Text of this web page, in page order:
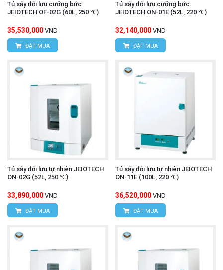
Tủ sấy đối lưu cưỡng bức
JEIOTECH OF-02G (60L, 250 ℃)
35,530,000 VND
ĐẶT MUA
Tủ sấy đối lưu cưỡng bức
JEIOTECH ON-01E (52L, 220 ℃)
32,140,000 VND
ĐẶT MUA
Tủ sấy đối lưu tự nhiên JEIOTECH
ON-02G (52L, 250 ℃)
33,890,000 VND
ĐẶT MUA
Tủ sấy đối lưu tự nhiên JEIOTECH
ON-11E (100L, 220 ℃)
36,520,000 VND
ĐẶT MUA